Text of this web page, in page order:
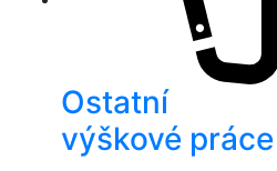
Ostatní
výškové práce